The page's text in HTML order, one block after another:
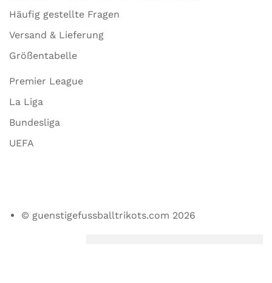
Häufig gestellte Fragen
Versand & Lieferung
Größentabelle
Premier League
La Liga
Bundesliga
UEFA
© guenstigefussballtrikots.com 2026